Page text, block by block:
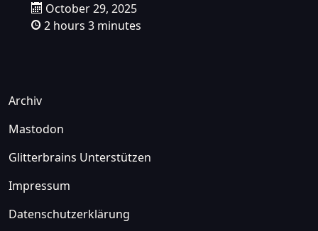
October 29, 2025
2 hours 3 minutes
Archiv
Mastodon
Glitterbrains Unterstützen
Impressum
Datenschutzerklärung